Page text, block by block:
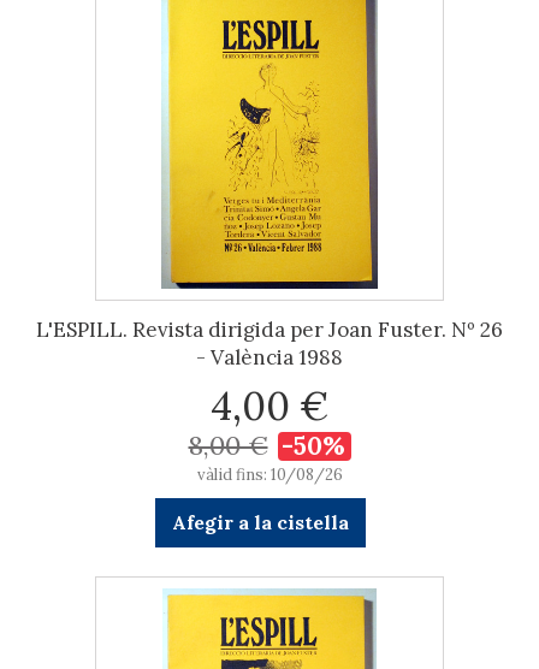
L'ESPILL. Revista dirigida per Joan Fuster. Nº 26
- València 1988
4,00 €
8,00 € -50%
vàlid fins: 10/08/26
Afegir a la cistella